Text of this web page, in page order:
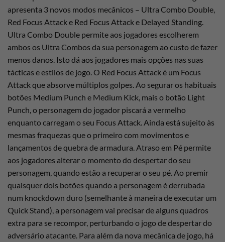
apresenta 3 novos modos mecânicos – Ultra Combo Double,
Red Focus Attack e Red Focus Attack e Delayed Standing.
Ultra Combo Double permite aos jogadores escolherem
ambos os Ultra Combos da sua personagem ao custo de fazer
menos danos. Isto dá aos jogadores mais opções nas suas
tácticas e estilos de jogo. O Red Focus Attack é um Focus
Attack que absorve múltiplos golpes. Ao segurar os habituais
botões Medium Punch e Medium Kick, mais o botão Light
Punch, o personagem do jogador piscará a vermelho
enquanto carregam o seu Focus Attack. Ainda está sujeito às
mesmas fraquezas que o primeiro com movimentos e
lançamentos de quebra de armadura. Atraso em Pé permite
aos jogadores alterar o momento do despertar do seu
personagem, quando estão a recuperar o seu pé. Ao premir
quaisquer dois botões quando a personagem é derrubada
num knockdown duro (semelhante à maneira de executar um
Quick Stand), a personagem vai precisar de alguns quadros
extra para se recompor, perturbando o jogo de despertar do
adversário atacante. Para além da nova mecânica de jogo, há